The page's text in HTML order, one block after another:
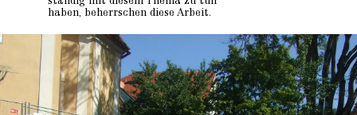
haben, beherrschen diese Arbeit.